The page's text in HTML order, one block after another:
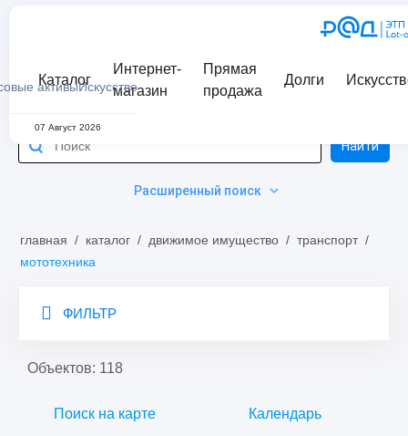
активыИскусство
Каталог
Интернет-
магазин
Прямая
продажа
Долги
07 Август 2026
Расширенный поиск
Найти
главная / каталог / движимое имущество / транспорт /
мототехника
ФИЛЬТР
Объектов: 118
Поиск на карте Календарь